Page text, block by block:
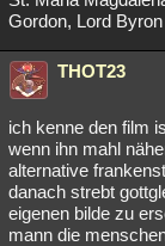
Gordon, Lord Byron
THOT23
ich kenne den film
wenn ihn mahl
alternative
danach strebt
eigenen bilde zu
mann die